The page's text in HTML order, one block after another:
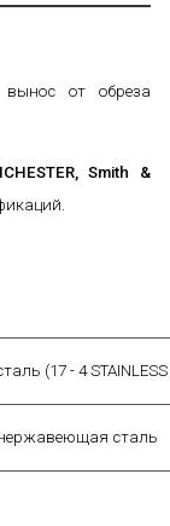
от обреза
Smith &
(17 - 4 STAINLESS
сталь